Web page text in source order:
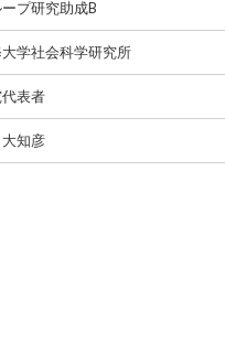
プ研究助成B
学社会科学研究所
表者
知彦